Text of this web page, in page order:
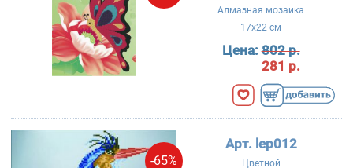
Алмазная мозаика
17x22 см
Цена:802 р.
281 р.
-65%
Арт. lep012
Цветной